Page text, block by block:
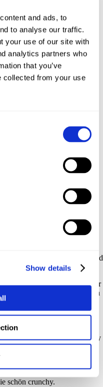
and ads, to
to analyse our traffic.
your use of our site with
analytics partners who
that you’ve
collected from your use
Show details
Unterhitze vor. Verteilt die
jede Brezeln ein Rolo.
für ca. 3 Minuten in den
nur weich werden, macht
das Blech aus dem Ofen
Rolo. So schnell gemacht
eine beschichtete Pfanne und
alles gut. Nun müsst ihr
denn durch das Rühren
Zuckermasse wird euch nicht
es beginnt bröckelig und
den Zucker um die Nüsse
die Nüsse auf ein Blech
verpackt. In meiner Story
röste ich sie für 10
im Ofen an, bevor ich
schön crunchy.